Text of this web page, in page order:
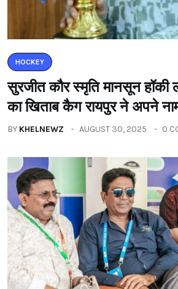
HOCKEY
सुरजीत कौर स्मृति मानसून हॉकी
का खिताब कैग रायपुर ने अपने
BY KHELNEWZ AUGUST 30, 2025 0